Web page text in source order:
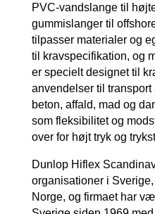
PVC-vandslange til
gummislanger til
tilpasser materialer og
til kravspecifikation, og
er specielt designet til
anvendelser til transport
beton, affald, mad og
som fleksibilitet og
over for højt tryk og
Dunlop Hiflex
organisationer i
Norge, og firmaet har